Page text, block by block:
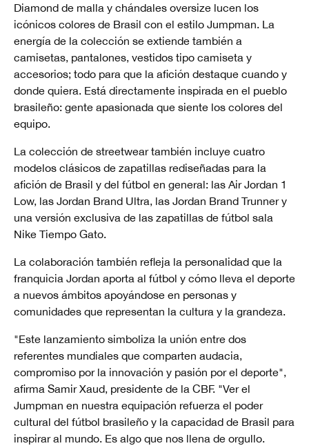
Diamond de malla y chándales oversize lucen los
icónicos colores de Brasil con el estilo Jumpman. La
energía de la colección se extiende también a
camisetas, pantalones, vestidos tipo camiseta y
accesorios; todo para que la afición destaque cuando y
donde quiera. Está directamente inspirada en el pueblo
brasileño: gente apasionada que siente los colores del
equipo.
La colección de streetwear también incluye cuatro
modelos clásicos de zapatillas rediseñadas para la
afición de Brasil y del fútbol en general: las Air Jordan 1
Low, las Jordan Brand Ultra, las Jordan Brand Trunner y
una versión exclusiva de las zapatillas de fútbol sala
Nike Tiempo Gato.
La colaboración también refleja la personalidad que la
franquicia Jordan aporta al fútbol y cómo lleva el deporte
a nuevos ámbitos apoyándose en personas y
comunidades que representan la cultura y la grandeza.
"Este lanzamiento simboliza la unión entre dos
referentes mundiales que comparten audacia,
compromiso por la innovación y pasión por el deporte",
afirma Samir Xaud, presidente de la CBF. "Ver el
Jumpman en nuestra equipación refuerza el poder
cultural del fútbol brasileño y la capacidad de Brasil para
inspirar al mundo. Es algo que nos llena de orgullo.